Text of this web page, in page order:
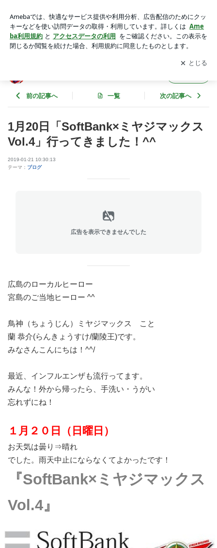
^^ | 蘭 恭介のブログ
アプリをダウンロードして ブログの更新通知
を受け取りまし
ょう。
開く
前の記事へ 一覧 次の記事へ
1月20日「SoftBank×ミヤジマックス
Vol.4」行ってきました！^^
2019-01-21 10:30:13
テーマ： ブログ
広告を表示できませんでした
広島のローカルヒーロー
宮島のご当地ヒーロー ^^
鳥神（ちょうじん）ミヤジマックス こと
蘭 恭介(らんきょうすけ/蘭陵王)です。
みなさんこんにちは！^^/
最近、インフルエンザも流行ってます。
みんな！外から帰ったら、手洗い・うがい
忘れずにね！
１月２０日（日曜日）
お天気は曇り⇒晴れ
でした。雨天中止にならなくてよかったです！
『SoftBank×ミヤジマックス
Vol.4』